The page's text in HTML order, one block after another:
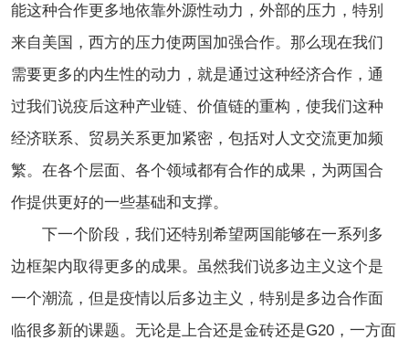
能这种合作更多地依靠外源性动力，外部的压力，特别
来自美国，西方的压力使两国加强合作。那么现在我们
需要更多的内生性的动力，就是通过这种经济合作，通
过我们说疫后这种产业链、价值链的重构，使我们这种
经济联系、贸易关系更加紧密，包括对人文交流更加频
繁。在各个层面、各个领域都有合作的成果，为两国合
作提供更好的一些基础和支撑。
下一个阶段，我们还特别希望两国能够在一系列多
边框架内取得更多的成果。虽然我们说多边主义这个是
一个潮流，但是疫情以后多边主义，特别是多边合作面
临很多新的课题。无论是上合还是金砖还是G20，一方面